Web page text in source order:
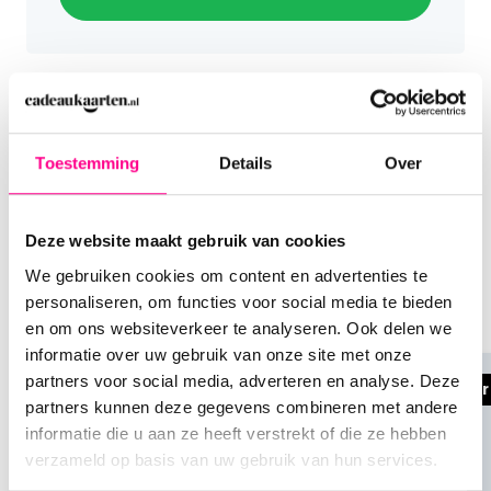
Toestemming Details Over
Deze website maakt gebruik van cookies
We gebruiken cookies om content en advertenties te
personaliseren, om functies voor social media te bieden
en om ons websiteverkeer te analyseren. Ook delen we
informatie over uw gebruik van onze site met onze
partners voor social media, adverteren en analyse. Deze
partners kunnen deze gegevens combineren met andere
informatie die u aan ze heeft verstrekt of die ze hebben
verzameld op basis van uw gebruik van hun services.
of een gevorderde sommelier is.
over de Wijn Cadeaukaart
Wijn Cadeau biedt je de ultieme vrijheid om de
perfecte wijn te kiezen. Met deze cadeaukaart kan
de ontvanger zelf uit wel honderden topwijnen
selecteren opWijn-cadeaukaart.nl. Zo weet je
zeker dat je een geschenk geeft waar de
ontvanger écht blij mee is.
Hoe werkt de Wijn Cadeaukaart?
Met Wijn Cadeau kun je eenvoudig een
Anderen bestelden ook
dan zie je ineens: "Anderen bestelden ook..." Wat
een briljante functie! Niet alleen helpt het je om
soortgelijke producten te ontdekken, het kan je
ook inspireren voor andere cadeaus
Nr 1